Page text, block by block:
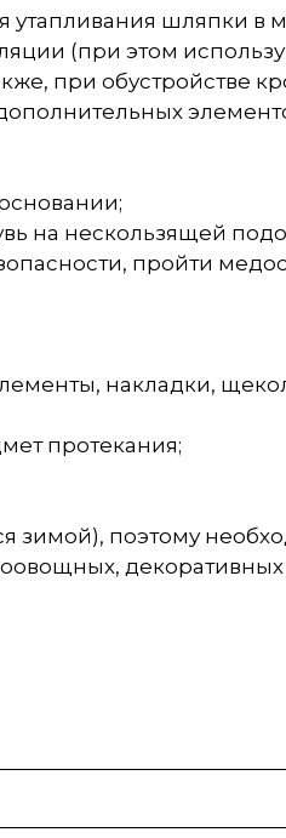
шляпки в
(при этом
при обустройстве
на нескользящей
пройти
накладки,
протекания;
зимой), поэтому
декоративных